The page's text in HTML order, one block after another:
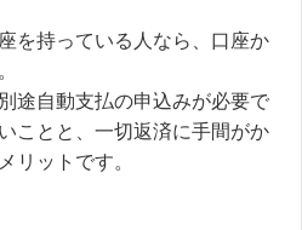
を持っている人なら、 口座か
途自動支払の申込みが必要で
ことと、一切返済に手間がか
リットです。